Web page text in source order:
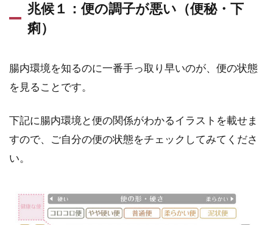
兆候１：便の調子が悪い（便秘・下
痢）
腸内環境を知るのに一番手っ取り早いのが、便の状態
を見ることです。
下記に腸内環境と便の関係がわかるイラストを載せま
すので、ご自分の便の状態をチェックしてみてくださ
い。